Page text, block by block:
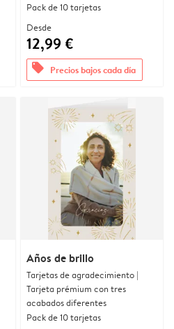
Pack de 10 tarjetas
Desde
12,99 €
offers Precios bajos cada día
Años de brillo
Tarjetas de agradecimiento |
Tarjeta prémium con tres
acabados diferentes
Pack de 10 tarjetas